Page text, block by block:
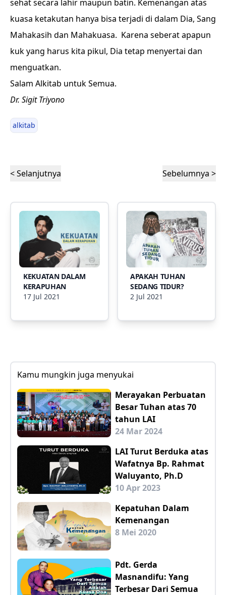
sehat secara lahir maupun batin. Kemenangan atas
kuasa ketakutan hanya bisa terjadi di dalam Dia, Sang
Mahakasih dan Mahakuasa. Karena seberat apapun
kuk yang harus kita pikul, Dia tetap menyertai dan
menguatkan.
Salam Alkitab untuk Semua.
Dr. Sigit Triyono
alkitab
< Selanjutnya Sebelumnya >
KEKUATAN DALAM
KERAPUHAN
17 Jul 2021
APAKAH TUHAN
SEDANG TIDUR?
2 Jul 2021
Kamu mungkin juga menyukai
Merayakan Perbuatan
Besar Tuhan atas 70
tahun LAI
24 Mar 2024
LAI Turut Berduka atas
Wafatnya Bp. Rahmat
Waluyanto, Ph.D
10 Apr 2023
Kepatuhan Dalam
Kemenangan
8 Mei 2020
Pdt. Gerda
Masnandifu: Yang
Terbesar Dari Semua